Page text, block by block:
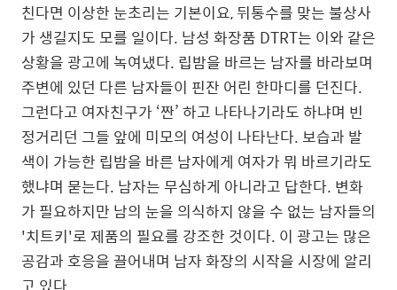
친다면 이상한 눈초리는 기본이요,뒤통수를 맞는 불상사
가 생길지도 모를 일이다. 남성 화장품 DTRT는 이와 같은
상황을 광고에 녹여냈다. 립밤을 바르는 남자를 바라보며
주변에 있던 다른 남자들이 핀잔 어린 한마디를 던진다.
그런다고 여자친구가 ‘짠’하고 나타나기라도 하냐며 빈
정거리던 그들 앞에 미모의 여성이 나타난다. 보습과 발
색이 가능한 립밤을 바른 남자에게 여자가 뭐 바르기라도
했냐며 묻는다. 남자는 무심하게 아니라고 답한다. 변화
가 필요하지만 남의 눈을 의식하지 않을 수 없는 남자들의
'치트키'로 제품의 필요를 강조한 것이다. 이 광고는 많은
공감과 호응을 끌어내며 남자 화장의 시작을 시장에 알리